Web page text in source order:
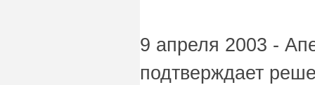
9 апреля 2003 -
подтверждает